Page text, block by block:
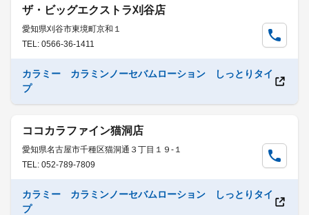
ザ・ビッグエクストラ刈谷店
愛知県刈谷市東境町京和１
TEL: 0566-36-1411
カラミー カラミンノーセバムローション しっとりタイ
プ
ココカラファイン猫洞店
愛知県名古屋市千種区猫洞通３丁目１９-１
TEL: 052-789-7809
カラミー カラミンノーセバムローション しっとりタイ
プ